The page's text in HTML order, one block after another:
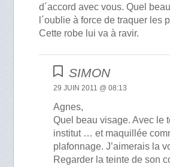
d´accord avec vous. Quel
l´oublie à force de traquer les
Cette robe lui va à ravir.
SIMON
29 JUIN 2011 @ 08:13
Agnes,
Quel beau visage. Avec le
institut … et maquillée
plafonnage. J’aimerais la
Regarder la teinte de son